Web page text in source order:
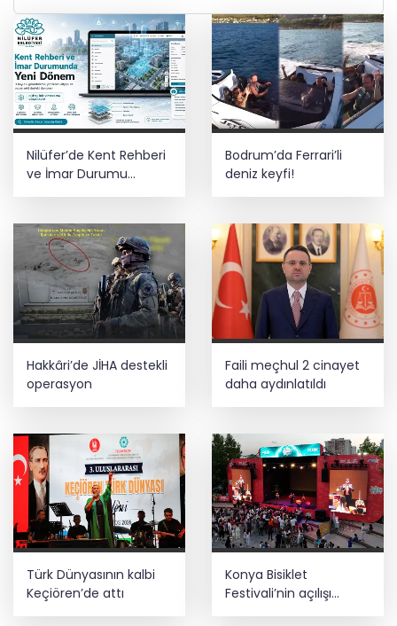
Nilüfer’de Kent Rehberi
ve İmar Durumu
Sorgulama yenilendi
Bodrum’da Ferrari’li
deniz keyfi!
Hakkâri’de JİHA destekli
operasyon
Faili meçhul 2 cinayet
daha aydınlatıldı
Türk Dünyasının kalbi
Keçiören’de attı
Konya Bisiklet
Festivali’nin açılışı